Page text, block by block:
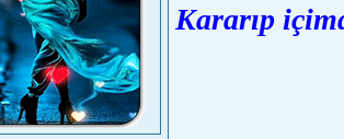
Kararıp